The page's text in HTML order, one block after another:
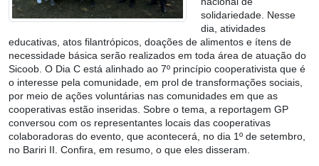
solidariedade. Nesse
dia, atividades
educativas, atos filantrópicos, doações de alimentos e ítens de
necessidade básica serão realizados em toda área de atuação do
Sicoob. O Dia C está alinhado ao 7º princípio cooperativista que é
o interesse pela comunidade, em prol de transformações sociais,
por meio de ações voluntárias nas comunidades em que as
cooperativas estão inseridas. Sobre o tema, a reportagem GP
conversou com os representantes locais das cooperativas
colaboradoras do evento, que acontecerá, no dia 1º de setembro,
no Bariri II. Confira, em resumo, o que eles disseram.